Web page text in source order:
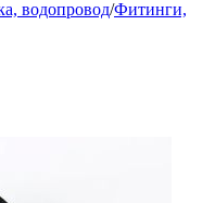
водопровод/Фитинги,